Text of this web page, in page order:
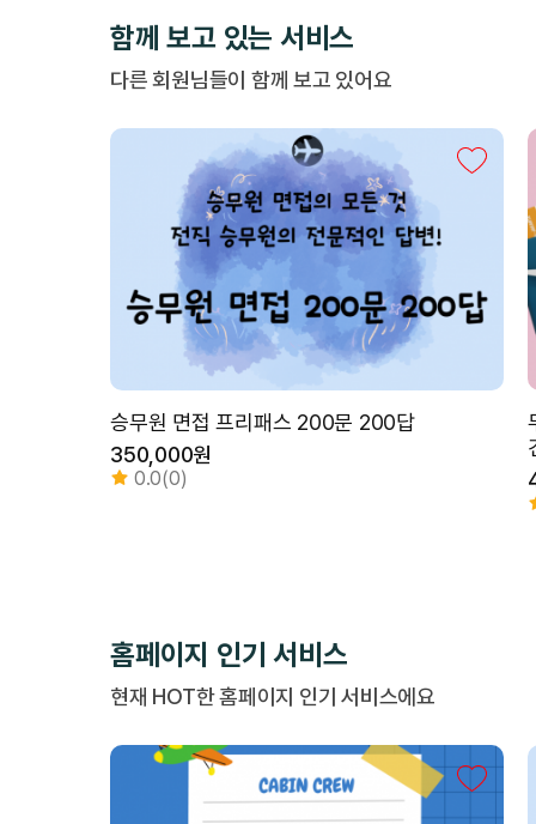
함께 보고 있는 서비스
다른 회원님들이 함께 보고 있어요
승무원 면접 프리패스 200문 200답
350,000원
0.0(0)
홈페이지 인기 서비스
현재 HOT한 홈페이지 인기 서비스에요